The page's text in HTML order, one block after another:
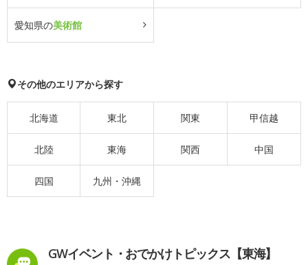
愛知県の美術館
その他のエリアから探す
北海道 東北 関東 甲信越
北陸 東海 関西 中国
四国 九州・沖縄
GWイベント・おでかけトピックス【東海】